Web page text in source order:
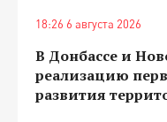
18:26 6 августа 2026
В Донбассе и
реализацию
развития